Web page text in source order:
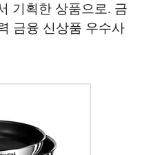
기획한 상품으로. 금
금융 신상품 우수사